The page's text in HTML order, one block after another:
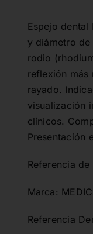
Espejo dental
y diámetro
rodio
reflexión más
rayado.
visualización
clínicos.
Presentación
Referencia
Marca:
Referencia